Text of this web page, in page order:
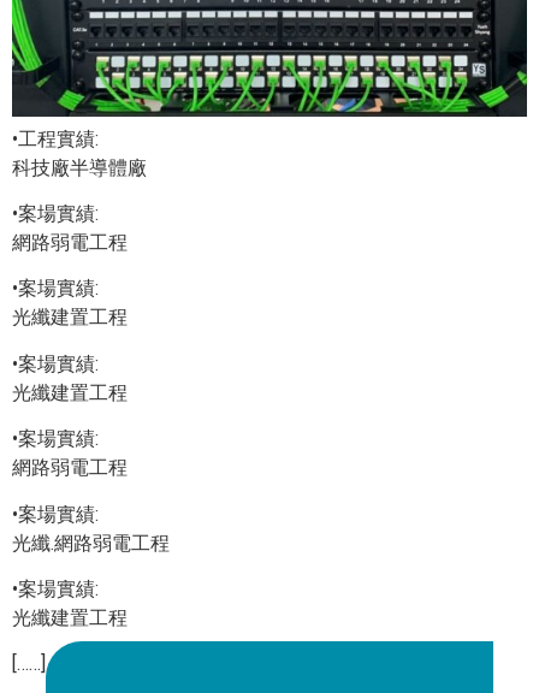
•工程實績:
科技廠半導體廠
•案場實績:
網路弱電工程
•案場實績:
光纖建置工程
•案場實績:
光纖建置工程
•案場實績:
網路弱電工程
•案場實績:
光纖.網路弱電工程
•案場實績:
光纖建置工程
[……]